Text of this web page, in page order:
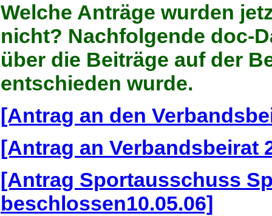
Welche Anträge wurden
nicht? Nachfolgende doc-
über die Beiträge auf der
entschieden wurde.
[Antrag an den
[Antrag an Verbandsbeirat
[Antrag Sportausschuss
beschlossen10.05.06]